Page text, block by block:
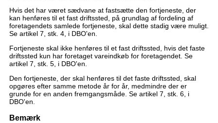
Hvis det har været sædvane at fastsætte den fortjeneste, der
kan henføres til et fast driftssted, på grundlag af fordeling af
foretagendets samlede fortjeneste, skal dette stadig være muligt.
Se artikel 7, stk. 4, i DBO'en.
Fortjeneste skal ikke henføres til et fast driftssted, hvis det faste
driftssted kun har foretaget vareindkøb for foretagendet. Se
artikel 7, stk. 5, i DBO'en.
Den fortjeneste, der skal henføres til det faste driftssted, skal
opgøres efter samme metode år for år, medmindre der er
grunde for en anden fremgangsmåde. Se artikel 7, stk. 6, i
DBO'en.
Bemærk